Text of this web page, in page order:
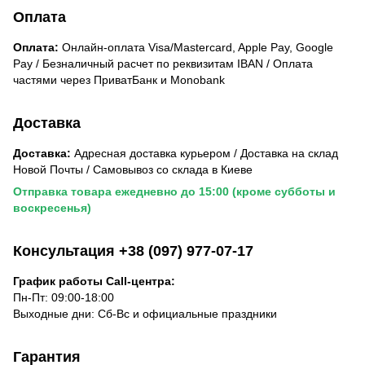
Оплата
Оплата: Онлайн-оплата Visa/Mastercard, Apple Pay, Google
Pay / Безналичный расчет по реквизитам IBAN / Оплата
частями через ПриватБанк и Monobank
Доставка
Доставка: Адресная доставка курьером / Доставка на склад
Новой Почты / Самовывоз со склада в Киеве
Отправка товара ежедневно до 15:00 (кроме субботы и
воскресенья)
Консультация +38 (097) 977-07-17
График работы Call-центра:
Пн-Пт: 09:00-18:00
Выходные дни: Сб-Вс и официальные праздники
Гарантия